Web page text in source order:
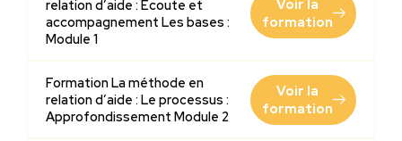
relation d’aide : Ecoute et
accompagnement Les bases :
Module 1
Voir la
formation
Formation La méthode en
relation d’aide : Le processus :
Approfondissement Module 2
Voir la
formation